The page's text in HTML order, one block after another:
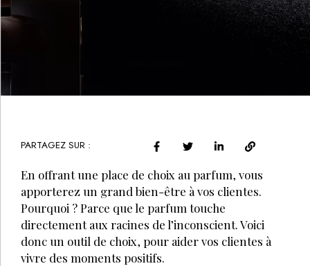
PARTAGEZ SUR :
En offrant une place de choix au parfum, vous
apporterez un grand bien-être à vos clientes.
Pourquoi ? Parce que le parfum touche
directement aux racines de l’inconscient. Voici
donc un outil de choix, pour aider vos clientes à
vivre des moments positifs.